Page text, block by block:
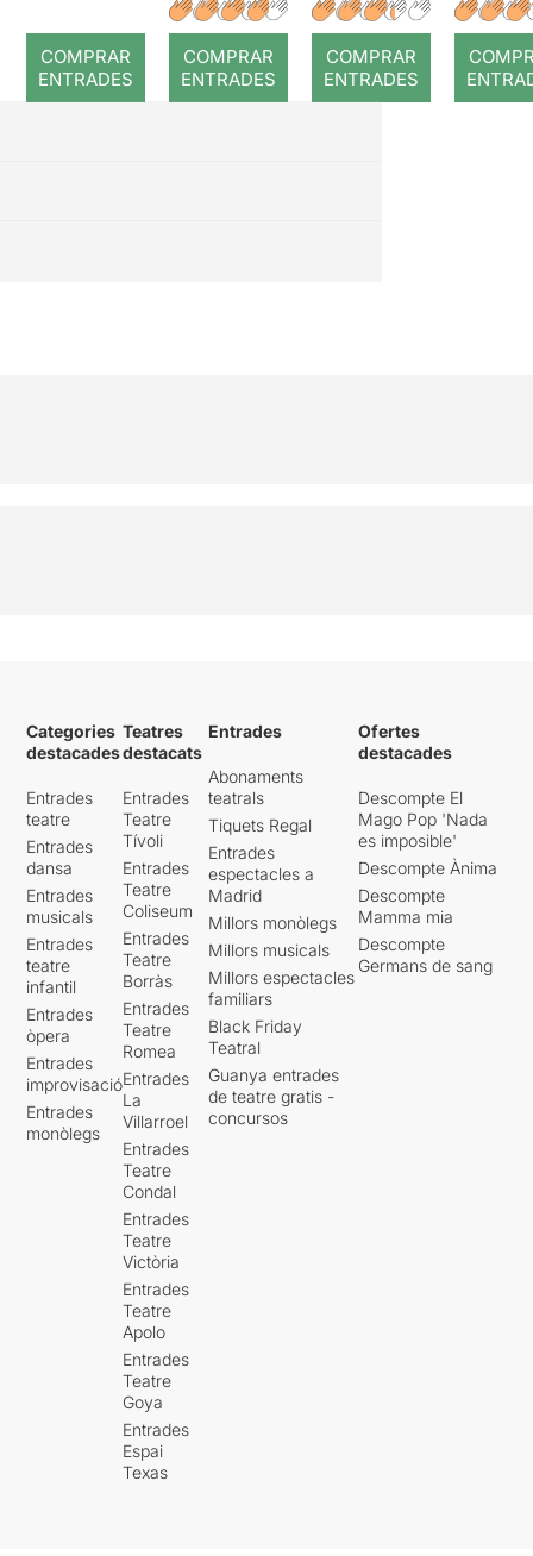
COMPRAR
ENTRADES
COMPRAR
ENTRADES
COMPRAR
ENTRADES
Categories
destacades
Entrades
teatre
Entrades
dansa
Entrades
musicals
Entrades
teatre
infantil
Entrades
òpera
Entrades
improvisació
Entrades
monòlegs
Teatres
destacats
Entrades
Teatre
Tívoli
Entrades
Teatre
Coliseum
Entrades
Teatre
Borràs
Entrades
Teatre
Romea
Entrades
La
Villarroel
Entrades
Teatre
Condal
Entrades
Teatre
Victòria
Entrades
Teatre
Apolo
Entrades
Teatre
Goya
Entrades
Espai
Texas
Entrades
Abonaments
teatrals
Tiquets Regal
Entrades
espectacles a
Madrid
Millors monòlegs
Millors musicals
Millors espectacles
familiars
Black Friday
Teatral
Guanya entrades
de teatre gratis -
concursos
Ofertes
destacades
Descompte El
Mago Pop 'Nada
es imposible'
Descompte Ànima
Descompte
Mamma mia
Descompte
Germans de sang